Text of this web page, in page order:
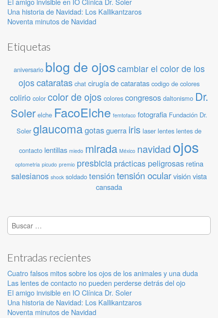
Una historia de Navidad: Los Kallikantzaros
Noventa minutos de Navidad
Etiquetas
aniversario blog de ojoscambiar el color de los
ojos cataratas chat cirugía de cataratas codigo de colores
colirio color color de ojos colores congresos daltonismo Dr.
Soler elche FacoElche femtofaco fotografia Fundación Dr.
Soler glaucomagotasguerra iris laser lentes lentes de
contacto lentillas miedo mirada México navidad ojos
optometria picudo premio presbicia prácticas peligrosas retina
salesianos shock soldado tensión tensión ocularvisiónvista
cansada
Buscar:
Entradas recientes
Cuatro falsos mitos sobre los ojos de los animales y una duda
Las lentes de contacto no pueden perderse detrás del ojo
El amigo invisible en IO Clínica Dr. Soler
Una historia de Navidad: Los Kallikantzaros
Noventa minutos de Navidad